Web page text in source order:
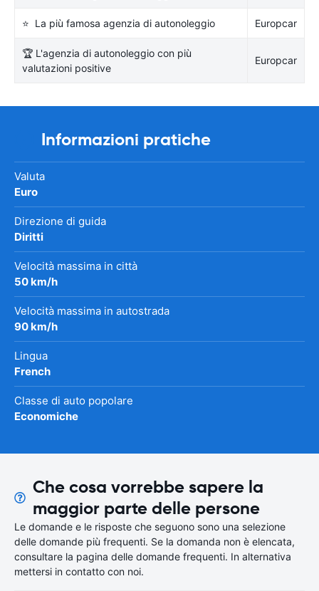
⭐ La più famosa agenzia di autonoleggio Europcar
🏆 L'agenzia di autonoleggio con più
valutazioni positive
Europcar
Informazioni pratiche
Valuta
Euro
Direzione di guida
Diritti
Velocità massima in città
50 km/h
Velocità massima in autostrada
90 km/h
Lingua
French
Classe di auto popolare
Economiche
Che cosa vorrebbe sapere la
maggior parte delle persone
Le domande e le risposte che seguono sono una selezione
delle domande più frequenti. Se la domanda non è elencata,
consultare la pagina delle domande frequenti. In alternativa
mettersi in contatto con noi.